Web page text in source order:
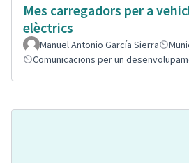
Mes carregadors per a
elèctrics
Manuel Antonio García Sierra
Comunicacions per un